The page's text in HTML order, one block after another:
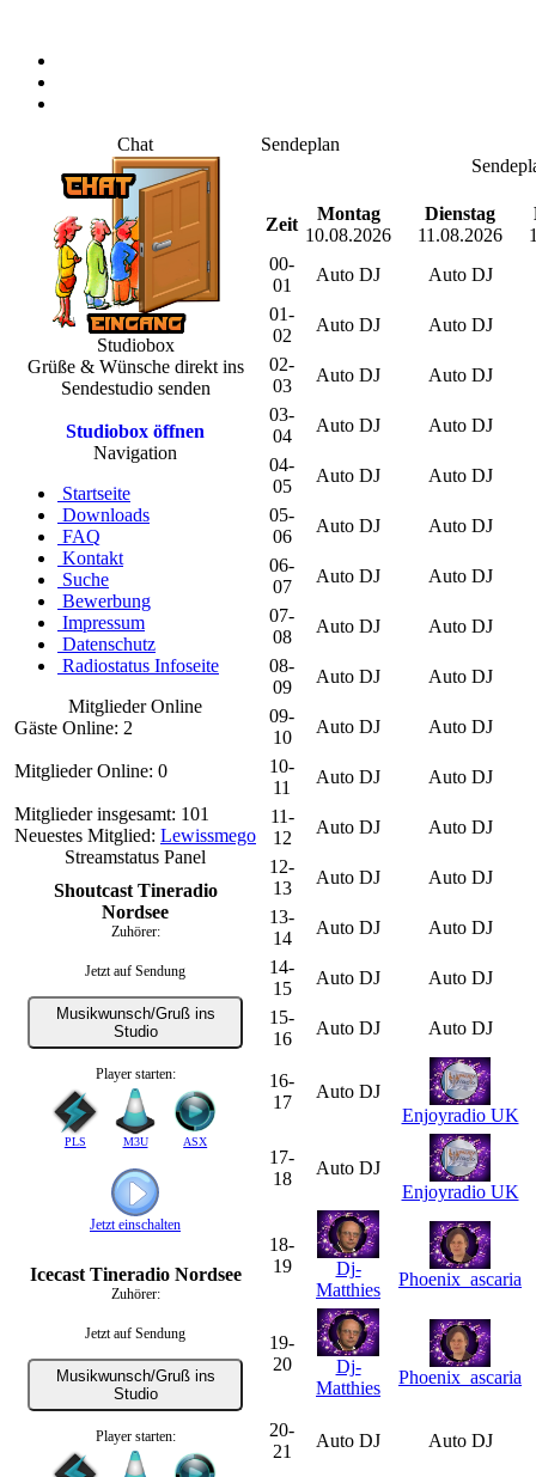
Chat
Studiobox
Grüße & Wünsche direkt ins
Sendestudio senden
Studiobox öffnen
Navigation
Startseite
Downloads
FAQ
Kontakt
Suche
Bewerbung
Impressum
Datenschutz
Radiostatus Infoseite
Mitglieder Online
Gäste Online: 2
Mitglieder Online: 0
Mitglieder insgesamt: 101
Neuestes Mitglied: Lewissmego
Streamstatus Panel
Shoutcast Tineradio
Nordsee
Zuhörer:
Jetzt auf Sendung
Musikwunsch/Gruß ins
Studio
Player starten:
PLS M3U ASX
Jetzt einschalten
Icecast Tineradio Nordsee
Zuhörer:
Jetzt auf Sendung
Musikwunsch/Gruß ins
Studio
Player starten:
Sendeplan
Zeit
Montag
10.08.2026
Dienstag
11.08.2026
00-
01
Auto DJ
Auto DJ
01-
02
Auto DJ
Auto DJ
02-
03
Auto DJ
Auto DJ
03-
04
Auto DJ
Auto DJ
04-
05
Auto DJ
Auto DJ
05-
06
Auto DJ
Auto DJ
06-
07
Auto DJ
Auto DJ
07-
08
Auto DJ
Auto DJ
08-
09
Auto DJ
Auto DJ
09-
10
Auto DJ
Auto DJ
10-
11
Auto DJ
Auto DJ
11-
12
Auto DJ
Auto DJ
12-
13
Auto DJ
Auto DJ
13-
14
Auto DJ
Auto DJ
14-
15
Auto DJ
Auto DJ
15-
16
Auto DJ Auto DJ
16-
17
Auto DJ
Enjoyradio UK
17-
18
Auto DJ
Enjoyradio UK
18-
19
Dj-
Matthies
Phoenix_ascaria
19-
20
Dj-
Matthies
Phoenix_ascaria
20-
21
Auto DJ Auto DJ